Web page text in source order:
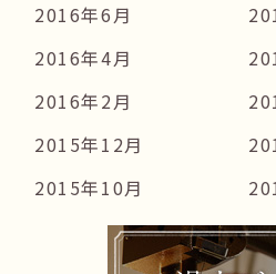
2016年6月
2016年4月
2016年2月
2015年12月
2015年10月